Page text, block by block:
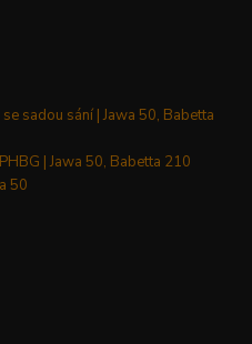
sadou sání | Jawa 50, Babetta
| Jawa 50, Babetta 210
50